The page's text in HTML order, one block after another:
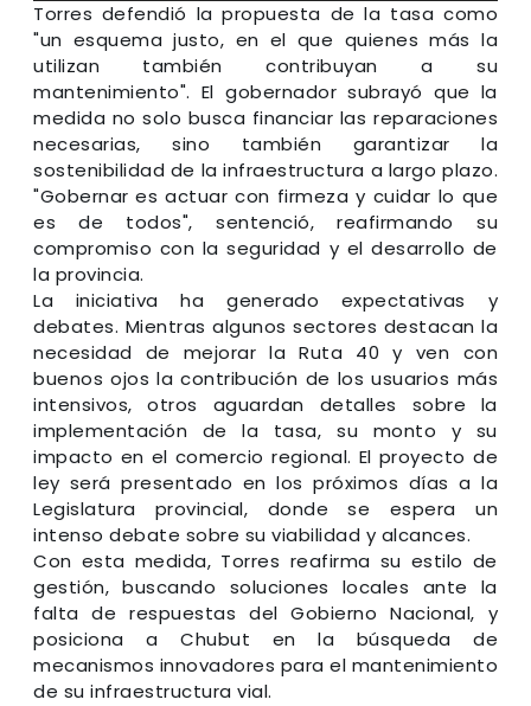
Torres defendió la propuesta de la tasa como
"un esquema justo, en el que quienes más la
utilizan también contribuyan a su
mantenimiento". El gobernador subrayó que la
medida no solo busca financiar las reparaciones
necesarias, sino también garantizar la
sostenibilidad de la infraestructura a largo plazo.
"Gobernar es actuar con firmeza y cuidar lo que
es de todos", sentenció, reafirmando su
compromiso con la seguridad y el desarrollo de
la provincia.
La iniciativa ha generado expectativas y
debates. Mientras algunos sectores destacan la
necesidad de mejorar la Ruta 40 y ven con
buenos ojos la contribución de los usuarios más
intensivos, otros aguardan detalles sobre la
implementación de la tasa, su monto y su
impacto en el comercio regional. El proyecto de
ley será presentado en los próximos días a la
Legislatura provincial, donde se espera un
intenso debate sobre su viabilidad y alcances.
Con esta medida, Torres reafirma su estilo de
gestión, buscando soluciones locales ante la
falta de respuestas del Gobierno Nacional, y
posiciona a Chubut en la búsqueda de
mecanismos innovadores para el mantenimiento
de su infraestructura vial.